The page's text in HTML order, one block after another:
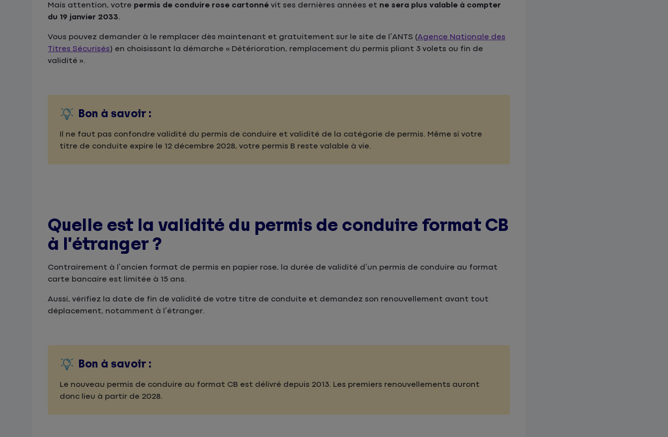
Mais attention, votre permis de conduire rose cartonné vit ses dernières années et ne sera plus valable à compter
du 19 janvier 2033.
Vous pouvez demander à le remplacer dès maintenant et gratuitement sur le site de l’ANTS (Agence Nationale des
Titres Sécurisés) en choisissant la démarche « Détérioration, remplacement du permis pliant 3 volets ou fin de
validité ».
Bon à savoir :
Il ne faut pas confondre validité du permis de conduire et validité de la catégorie de permis. Même si votre
titre de conduite expire le 12 décembre 2028, votre permis B reste valable à vie.
Quelle est la validité du permis de conduire format CB
à l’étranger ?
Contrairement à l’ancien format de permis en papier rose, la durée de validité d’un permis de conduire au format
carte bancaire est limitée à 15 ans.
Aussi, vérifiez la date de fin de validité de votre titre de conduite et demandez son renouvellement avant tout
déplacement, notamment à l’étranger.
Bon à savoir :
Le nouveau permis de conduire au format CB est délivré depuis 2013. Les premiers renouvellements auront
donc lieu à partir de 2028.